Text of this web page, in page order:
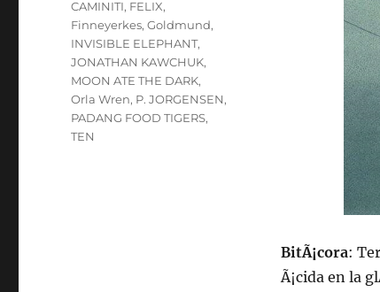
BitÃ¡cora:
Ã¡cida en la
CAMINITI, FELIX,
Finneyerkes,Goldmund,
INVISIBLE ELEPHANT,
JONATHAN KAWCHUK,
MOON ATE THE DARK,
Orla Wren, P. JORGENSEN,
PADANG FOOD TIGERS,
TEN